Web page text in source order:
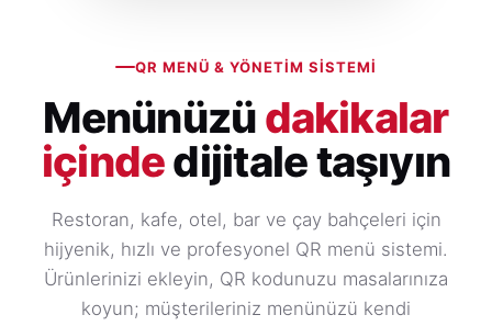
QR MENÜ & YÖNETIM SISTEMI
Menünüzüdakikalar
içindedijitale taşıyın
Restoran, kafe, otel, bar ve çay bahçeleri için
hijyenik, hızlı ve profesyonel QR menü sistemi.
Ürünlerinizi ekleyin, QR kodunuzu masalarınıza
koyun; müşterileriniz menünüzü kendi